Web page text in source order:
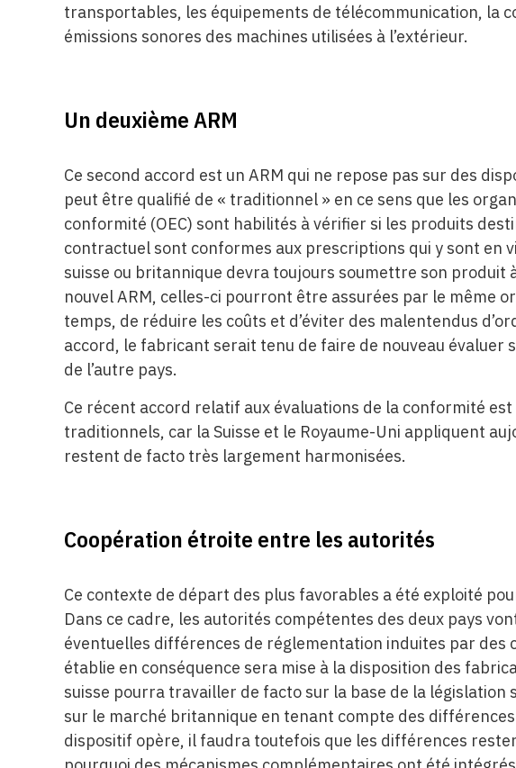
transportables, les équipements de télécommunication, la
émissions sonores des machines utilisées à l’extérieur.
Un deuxième ARM
Ce second accord est un ARM qui ne repose pas sur des
peut être qualifié de « traditionnel » en ce sens que les
conformité (OEC) sont habilités à vérifier si les produits
contractuel sont conformes aux prescriptions qui y sont en
suisse ou britannique devra toujours soumettre son produit
nouvel ARM, celles-ci pourront être assurées par le même
temps, de réduire les coûts et d’éviter des malentendus
accord, le fabricant serait tenu de faire de nouveau évaluer
de l’autre pays.
Ce récent accord relatif aux évaluations de la conformité est
traditionnels, car la Suisse et le Royaume-Uni appliquent
restent de facto très largement harmonisées.
Coopération étroite entre les autorités
Ce contexte de départ des plus favorables a été exploité
Dans ce cadre, les autorités compétentes des deux pays
éventuelles différences de réglementation induites par des
établie en conséquence sera mise à la disposition des
suisse pourra travailler de facto sur la base de la législation
sur le marché britannique en tenant compte des
dispositif opère, il faudra toutefois que les différences